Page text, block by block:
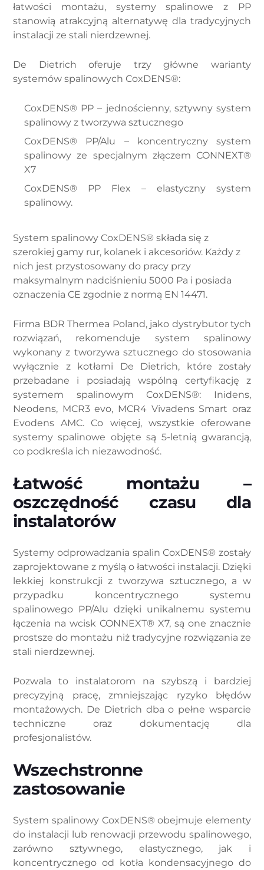
łatwości montażu, systemy spalinowe z PP
stanowią atrakcyjną alternatywę dla tradycyjnych
instalacji ze stali nierdzewnej.
De Dietrich oferuje trzy główne warianty
systemów spalinowych CoxDENS®:
CoxDENS® PP – jednościenny, sztywny system
spalinowy z tworzywa sztucznego
CoxDENS® PP/Alu – koncentryczny system
spalinowy ze specjalnym złączem CONNEXT®
X7
CoxDENS® PP Flex – elastyczny system
spalinowy.
System spalinowy CoxDENS® składa się z
szerokiej gamy rur, kolanek i akcesoriów. Każdy z
nich jest przystosowany do pracy przy
maksymalnym nadciśnieniu 5000 Pa i posiada
oznaczenia CE zgodnie z normą EN 14471.
Firma BDR Thermea Poland, jako dystrybutor tych
rozwiązań, rekomenduje system spalinowy
wykonany z tworzywa sztucznego do stosowania
wyłącznie z kotłami De Dietrich, które zostały
przebadane i posiadają wspólną certyfikację z
systemem spalinowym CoxDENS®: Inidens,
Neodens, MCR3 evo, MCR4 Vivadens Smart oraz
Evodens AMC. Co więcej, wszystkie oferowane
systemy spalinowe objęte są 5-letnią gwarancją,
co podkreśla ich niezawodność.
Łatwość montażu –
oszczędność czasu dla
instalatorów
Systemy odprowadzania spalin CoxDENS® zostały
zaprojektowane z myślą o łatwości instalacji. Dzięki
lekkiej konstrukcji z tworzywa sztucznego, a w
przypadku koncentrycznego systemu
spalinowego PP/Alu dzięki unikalnemu systemu
łączenia na wcisk CONNEXT® X7, są one znacznie
prostsze do montażu niż tradycyjne rozwiązania ze
stali nierdzewnej.
Pozwala to instalatorom na szybszą i bardziej
precyzyjną pracę, zmniejszając ryzyko błędów
montażowych. De Dietrich dba o pełne wsparcie
techniczne oraz dokumentację dla
profesjonalistów.
Wszechstronne
zastosowanie
System spalinowy CoxDENS® obejmuje elementy
do instalacji lub renowacji przewodu spalinowego,
zarówno sztywnego, elastycznego, jak i
koncentrycznego od kotła kondensacyjnego do